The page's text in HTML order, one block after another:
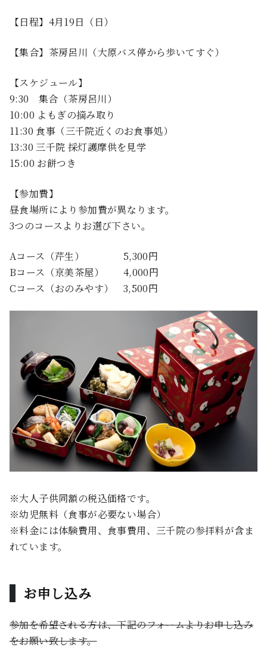
【日程】4月19日（日）
【集合】茶房呂川（大原バス停から歩いてすぐ）
【スケジュール】
9:30 集合（茶房呂川）
10:00 よもぎの摘み取り
11:30 食事（三千院近くのお食事処）
13:30 三千院 採灯護摩供を見学
15:00 お餅つき
【参加費】
昼食場所により参加費が異なります。
3つのコースよりお選び下さい。
Aコース（芹生） 5,300円
Bコース（京美茶屋） 4,000円
Cコース（おのみやす） 3,500円
※大人子供同額の税込価格です。
※幼児無料（食事が必要ない場合）
※料金には体験費用、食事費用、三千院の参拝料が含ま
れています。
お申し込み
参加を希望される方は、下記のフォームよりお申し込み
をお願い致します。